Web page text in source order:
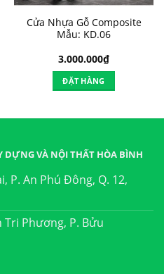
Cửa Nhựa Gỗ Composite
Mẫu: KD.06
3.000.000₫
ĐẶT HÀNG
DỰNG VÀ NỘI THẤT HÒA BÌNH
P. An Phú Đông, Q. 12,
Tri Phương, P. Bửu